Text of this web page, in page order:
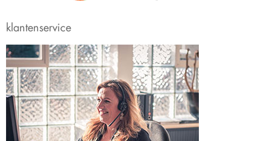
klantenservice